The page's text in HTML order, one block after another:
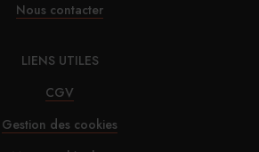
29/07/2026
29/07/2026
Nous contacter
LIENS UTILES
CGV
Gestion des cookies